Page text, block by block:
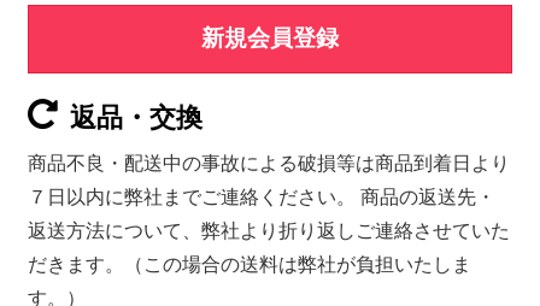
新規会員登録
返品・交換
商品不良・配送中の事故による破損等は商品到着日より
７日以内に弊社までご連絡ください。 商品の返送先・
返送方法について、弊社より折り返しご連絡させていた
だきます。（この場合の送料は弊社が負担いたしま
す。）